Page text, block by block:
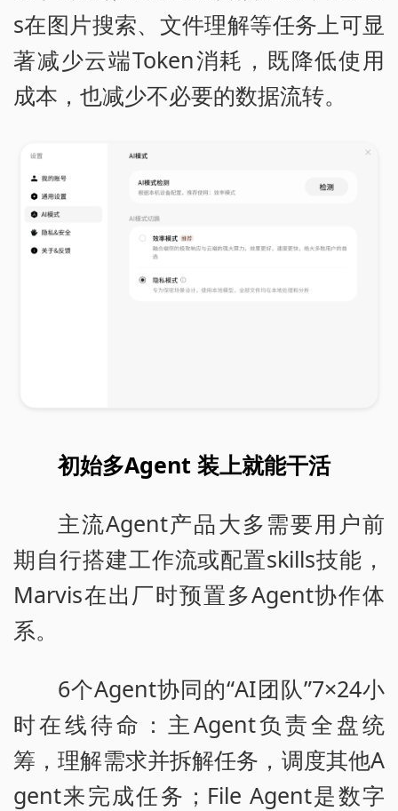
s在图片搜索、文件理解等任务上可显
著减少云端Token消耗，既降低使用
成本，也减少不必要的数据流转。
初始多Agent 装上就能干活
主流Agent产品大多需要用户前
期自行搭建工作流或配置skills技能，
Marvis在出厂时预置多Agent协作体
系。
6个Agent协同的“AI团队”7×24小
时在线待命：主Agent负责全盘统
筹，理解需求并拆解任务，调度其他A
gent来完成任务；File Agent是数字